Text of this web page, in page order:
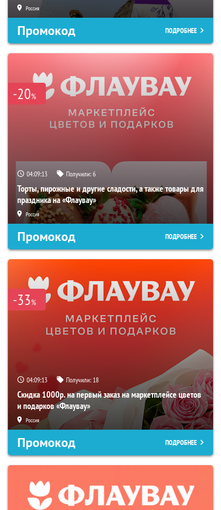
Россия
Промокод ПОДРОБНЕЕ
-20%
04:09:12 Получили:6
Торты, пирожные и другие сладости, а также товары для
праздника на «Флаувау»
Россия
Промокод ПОДРОБНЕЕ
-33%
04:09:12 Получили: 18
Скидка 1000р. на первый заказ на маркетплейсе цветов
и подарков «Флаувау»
Россия
Промокод ПОДРОБНЕЕ